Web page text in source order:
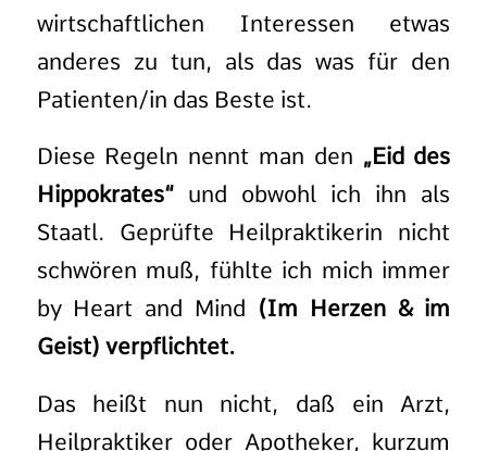
wirtschaftlichen Interessen etwas
anderes zu tun, als das was für den
Patienten/in das Beste ist.
Diese Regeln nennt man den „Eid des
Hippokrates“und obwohl ich ihn als
Staatl. Geprüfte Heilpraktikerin nicht
schwören muß, fühlte ich mich immer
by Heart and Mind (Im Herzen & im
Geist) verpflichtet.
Das heißt nun nicht, daß ein Arzt,
Heilpraktiker oder Apotheker, kurzum